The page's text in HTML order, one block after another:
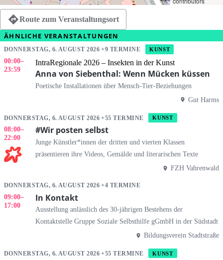
Route zum Veranstaltungsort
ÄHNLICHE VERANSTALTUNGEN
DONNERSTAG, 6. AUGUST 2026 +9 TERMINE KUNST
00:00–
23:59
IntraRegionale 2026 – Insekten in der Kunst
Anna von Siebenthal: Wenn Mücken küssen
Poetische Installationen über Mensch-Tier-Beziehungen
Gut Harms
DONNERSTAG, 6. AUGUST 2026 +55 TERMINE KUNST
08:00–
22:00
#Wir posten selbst
Junge Künstler*innen der dritten und vierten Klassen
präsentieren ihre Videos, Gemälde und literarischen Texte
FZH Vahrenwald
DONNERSTAG, 6. AUGUST 2026 +4 TERMINE
09:00–
17:00
In Kontakt
Ausstellung anlässlich des 30-jährigen Bestehens der
Kontaktstelle Gruppe Soziale Selbsthilfe gGmbH in der Südstadt
Bildungsverein Stadtstraße
DONNERSTAG, 6. AUGUST 2026 +55 TERMINE KUNST